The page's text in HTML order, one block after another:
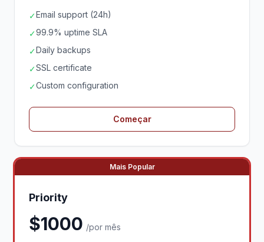
✓Email support (24h)
✓99.9% uptime SLA
✓Daily backups
✓SSL certificate
✓Custom configuration
Começar
Mais Popular
Priority
$1000 /por mês